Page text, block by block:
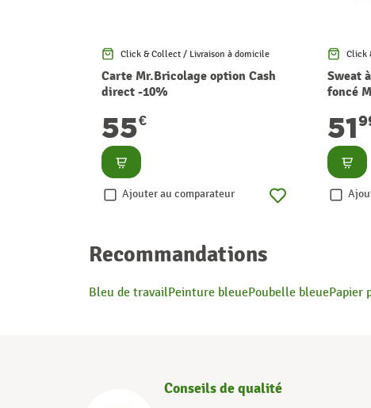
Click & Collect / Livraison à domicile
Carte Mr.Bricolage option Cash
direct -10%
55€
Consulter
Ajouter au comparateur
Click
Sweat
foncé
51
Recommandations
Bleu de travailPeinture bleuePoubelle bleuePapier
Conseils de qualité